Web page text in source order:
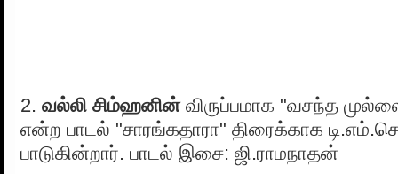
2. வல்லி சிம்ஹனின்விருப்பமாக "வசந்த
என்ற பாடல் "சாரங்கதாரா" திரைக்காக
பாடுகின்றார். பாடல் இசை: ஜி.ராமநாதன்